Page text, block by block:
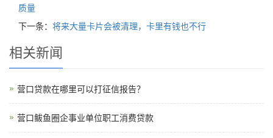
质量
下一条： 将来大量卡片会被清理，卡里有钱也不行
相关新闻
营口贷款在哪里可以打征信报告？
营口鲅鱼圈企事业单位职工消费贷款